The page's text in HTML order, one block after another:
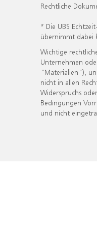
Rechtliche
* Die UBS
übernimmt dabei
Wichtige
Unternehmen
"Materialien"),
nicht in allen
Widerspruchs
Bedingungen
und nicht